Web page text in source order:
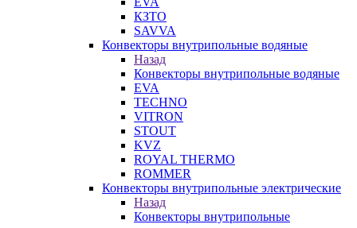
КЗТО
SAVVA
Конвекторы внутрипольные водяные
Назад
Конвекторы внутрипольные водяные
EVA
TECHNO
VITRON
STOUT
KVZ
ROYAL THERMO
ROMMER
Конвекторы внутрипольные электрические
Назад
Конвекторы внутрипольные